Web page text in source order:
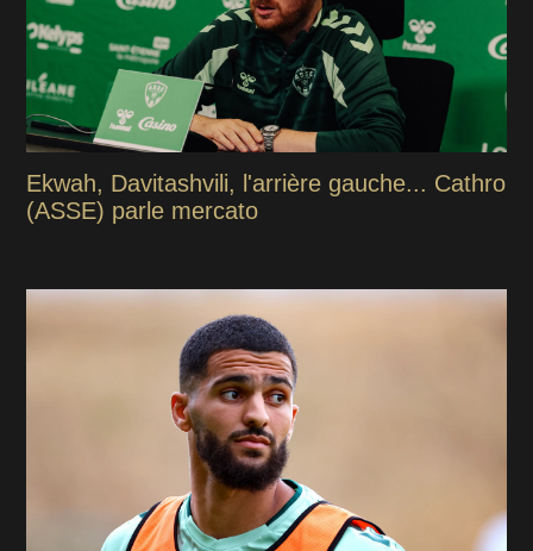
Ekwah, Davitashvili, l'arrière gauche... Cathro
(ASSE) parle mercato